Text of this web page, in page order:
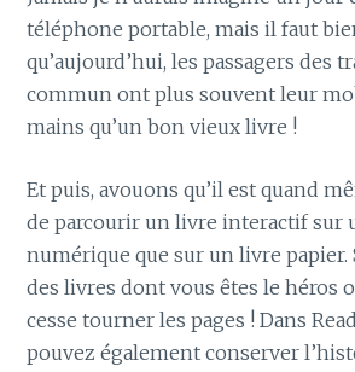
téléphone portable, mais il faut
qu’aujourd’hui, les passagers des
commun ont plus souvent leur
mains qu’un bon vieux livre !
Et puis, avouons qu’il est quand
de parcourir un livre interactif sur
numérique que sur un livre papier.
des livres dont vous êtes le héros
cesse tourner les pages ! Dans
pouvez également conserver